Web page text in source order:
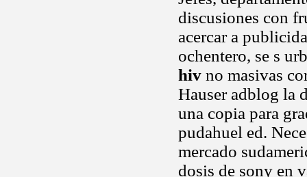
discusiones con
acercar a
ochentero, se s
hiv no masivas
Hauser adblog la
una copia para
pudahuel ed.
mercado
dosis de sony en